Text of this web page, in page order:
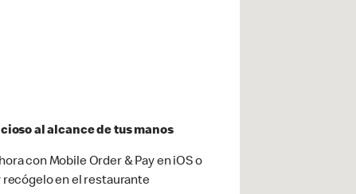
al alcance de tus manos
con Mobile Order & Pay en iOS o
recógelo en el restaurante